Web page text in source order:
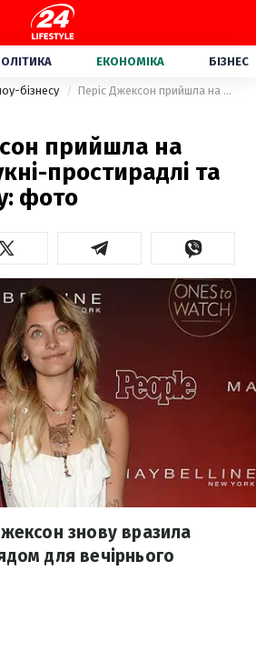
ЕКОНОМІКА БІЗНЕС
бізнесу Періс Джексон прийшла на вечірку у сукні-простирадлі та без макіяжу: фото
прийшла на
простирадлі та
фото
знову вразила
для вечірнього